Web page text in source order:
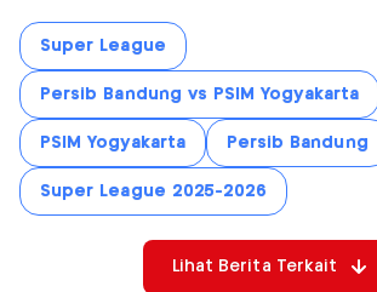
Super League
Persib Bandung vs PSIM Yogyakarta
PSIM Yogyakarta Persib Bandung
Super League 2025-2026
Lihat Berita Terkait